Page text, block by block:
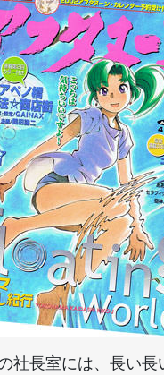
社長室には、長い長